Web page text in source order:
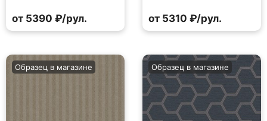
от 5390 ₽/рул. от 5310 ₽/рул.
Образец в магазине Образец в магазине